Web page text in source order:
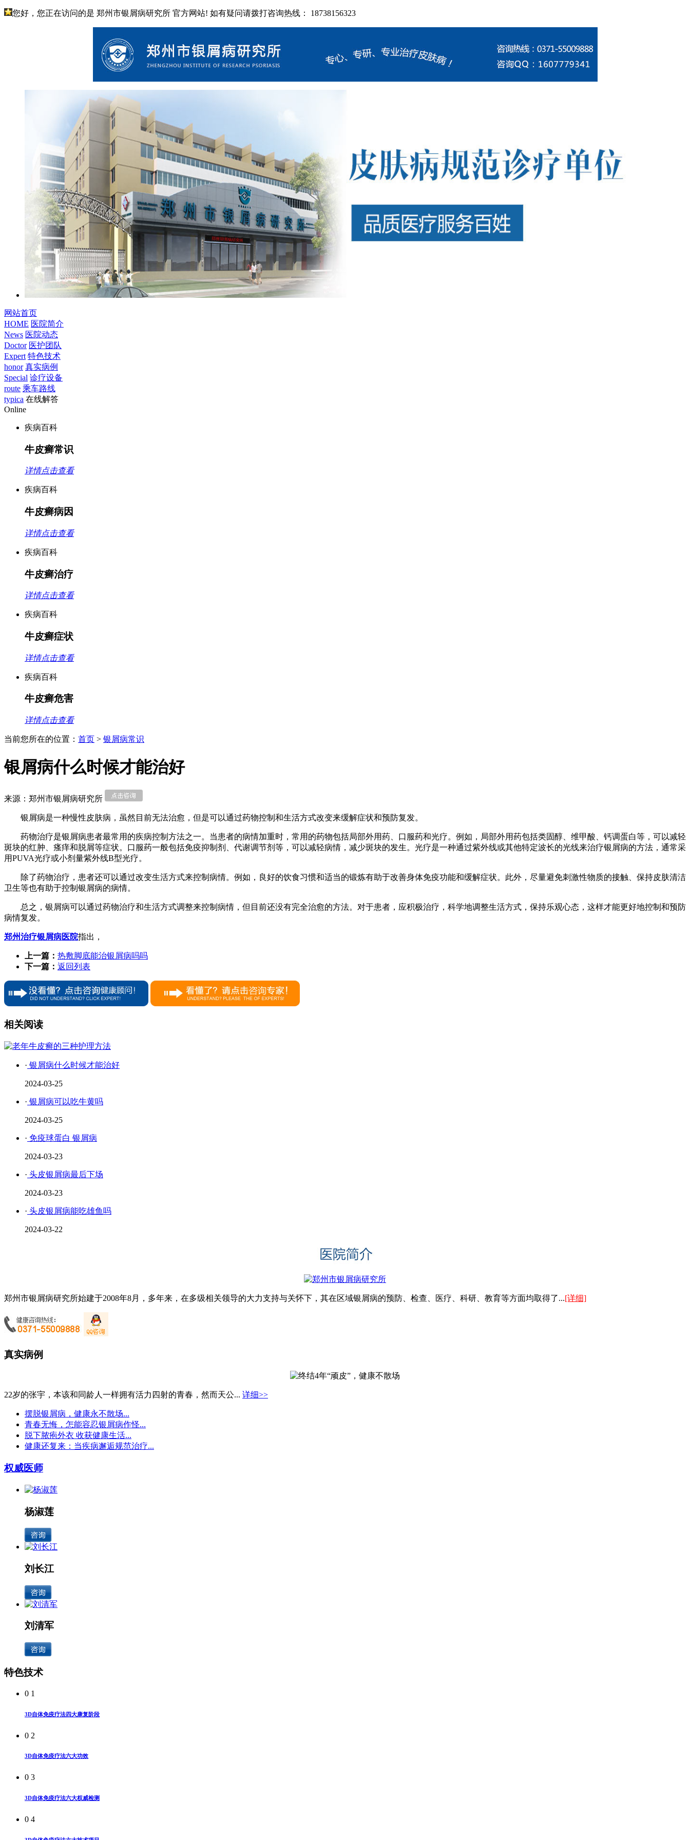
您好，您正在访问的是 郑州市银屑病研究所 官方网站! 如有疑问请拨打咨询热线： 18738156323
网站首页
HOME 医院简介
News 医院动态
Doctor 医护团队
Expert 特色技术
honor 真实病例
Special 诊疗设备
route 乘车路线
typica 在线解答
Online
疾病百科
牛皮癣常识
详情点击查看
疾病百科
牛皮癣病因
详情点击查看
疾病百科
牛皮癣治疗
详情点击查看
疾病百科
牛皮癣症状
详情点击查看
疾病百科
牛皮癣危害
详情点击查看
当前您所在的位置： 首页 > 银屑病常识
银屑病什么时候才能治好
来源：郑州市银屑病研究所
银屑病是一种慢性皮肤病，虽然目前无法治愈，但是可以通过药物控制和生活方式改变来缓解症状和预防复发。
药物治疗是银屑病患者最常用的疾病控制方法之一。当患者的病情加重时，常用的药物包括局部外用药、口服药和光疗。例如，局部外用药包括类固醇、维甲酸、钙调蛋白等，可以减轻
斑块的红肿、瘙痒和脱屑等症状。口服药一般包括免疫抑制剂、代谢调节剂等，可以减轻病情，减少斑块的发生。光疗是一种通过紫外线或其他特定波长的光线来治疗银屑病的方法，通常采
用PUVA光疗或小剂量紫外线B型光疗。
除了药物治疗，患者还可以通过改变生活方式来控制病情。例如，良好的饮食习惯和适当的锻炼有助于改善身体免疫功能和缓解症状。此外，尽量避免刺激性物质的接触、保持皮肤清洁
卫生等也有助于控制银屑病的病情。
总之，银屑病可以通过药物治疗和生活方式调整来控制病情，但目前还没有完全治愈的方法。对于患者，应积极治疗，科学地调整生活方式，保持乐观心态，这样才能更好地控制和预防
病情复发。
郑州治疗银屑病医院指出，
上一篇： 热敷脚底能治银屑病吗吗
下一篇： 返回列表
相关阅读
· 银屑病什么时候才能治好
2024-03-25
· 银屑病可以吃牛黄吗
2024-03-25
· 免疫球蛋白 银屑病
2024-03-23
· 头皮银屑病最后下场
2024-03-23
· 头皮银屑病能吃雄鱼吗
2024-03-22
郑州市银屑病研究所始建于2008年8月，多年来，在多级相关领导的大力支持与关怀下，其在区域银屑病的预防、检查、医疗、科研、教育等方面均取得了...[详细]
真实病例
22岁的张宇，本该和同龄人一样拥有活力四射的青春，然而天公... 详细>>
摆脱银屑病，健康永不散场...
青春无悔，怎能容忍银屑病作怪...
脱下脓疱外衣 收获健康生活...
健康还复来：当疾病邂逅规范治疗...
权威医师
杨淑莲
刘长江
刘清军
特色技术
0 1
3D自体免疫疗法四大康复阶段
0 2
3D自体免疫疗法六大功效
0 3
3D自体免疫疗法六大权威检测
0 4